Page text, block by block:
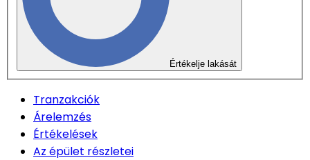
Értékelje lakását
Tranzakciók
Árelemzés
Értékelések
Az épület részletei